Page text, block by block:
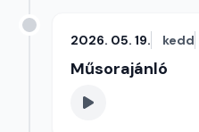
2026. 05. 19. kedd
Műsorajánló